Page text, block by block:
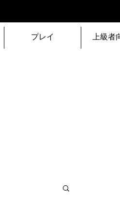
プレイ 上級者